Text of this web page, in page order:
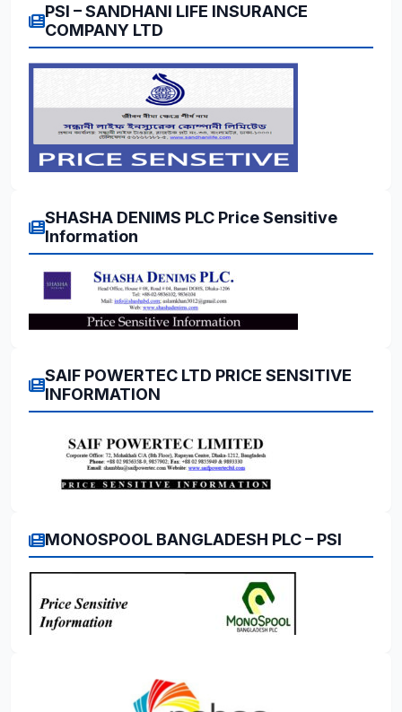
PSI – SANDHANI LIFE INSURANCE
COMPANY LTD
SHASHA DENIMS PLC Price Sensitive
Information
SAIF POWERTEC LTD PRICE SENSITIVE
INFORMATION
MONOSPOOL BANGLADESH PLC – PSI